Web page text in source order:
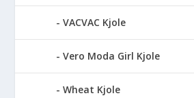
VACVAC Kjole
Vero Moda Girl Kjole
Wheat Kjole